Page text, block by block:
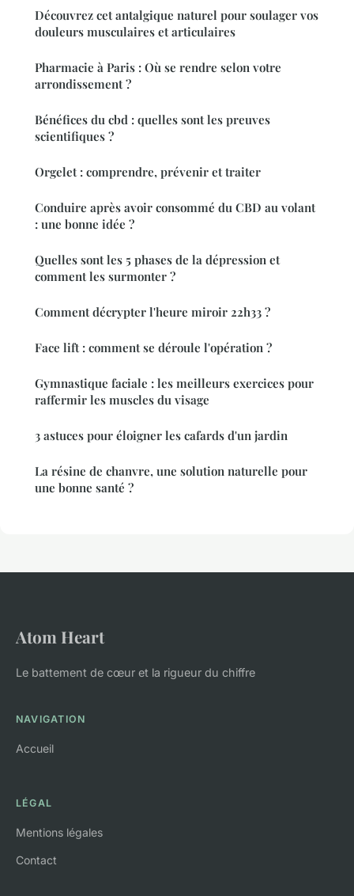
Découvrez cet antalgique naturel pour soulager vos
douleurs musculaires et articulaires
Pharmacie à Paris : Où se rendre selon votre
arrondissement ?
Bénéfices du cbd : quelles sont les preuves
scientifiques ?
Orgelet : comprendre, prévenir et traiter
Conduire après avoir consommé du CBD au volant
: une bonne idée ?
Quelles sont les 5 phases de la dépression et
comment les surmonter ?
Comment décrypter l'heure miroir 22h33 ?
Face lift : comment se déroule l'opération ?
Gymnastique faciale : les meilleurs exercices pour
raffermir les muscles du visage
3 astuces pour éloigner les cafards d'un jardin
La résine de chanvre, une solution naturelle pour
une bonne santé ?
Atom Heart
Le battement de cœur et la rigueur du chiffre
NAVIGATION
Accueil
LÉGAL
Mentions légales
Contact